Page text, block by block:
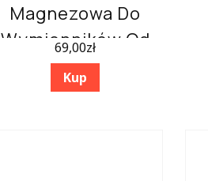
Magnezowa Do
Wymienników Od
80-100 Litrów
25×400
69,00zł
Kup